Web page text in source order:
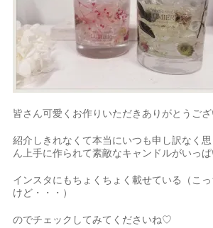
皆さん可愛くお作りいただきありがとうござ
紹介しきれなくて本当にいつも申し訳なく
ん上手に作られて素敵なキャンドルがいっぱ
インスタにもちょくちょく載せている（こ
けど・・・）
のでチェックしてみてくださいね♡